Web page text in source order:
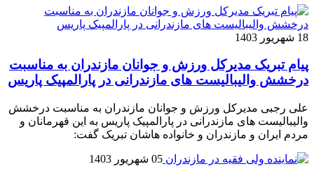
18 شهریور 1403
پیام تبریک مدیرکل ورزش و جوانان مازندران به مناسبت
درخشش والیبالیست های مازندرانی در پارالمپیک پاریس
علی رجبی مدیرکل ورزش و جوانان مازندران به مناسبت درخشش
والیبالیست های مازندرانی در پارالمپیک پاریس به این قهرمانان و
مردم ایران و مازندران و خانواده هاشان تبریک گفت:
05 شهریور 1403